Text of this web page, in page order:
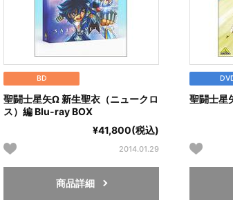
BD
聖闘士星矢Ω 新生聖衣（ニュークロ
ス）編 Blu-ray BOX
¥41,800(税込)
2014.01.29
商品詳細
聖闘士星